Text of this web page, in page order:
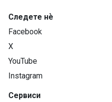
Следете нѐ
Facebook
X
YouTube
Instagram
Сервиси